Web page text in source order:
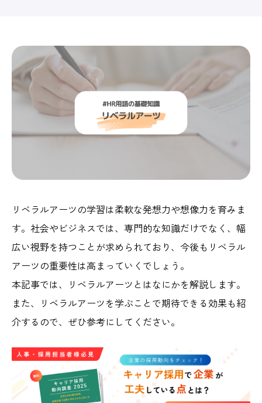
リベラルアーツの学習は柔軟な発想力や想像力を育みま
す。社会やビジネスでは、専門的な知識だけでなく、幅
広い視野を持つことが求められており、今後もリベラル
アーツの重要性は高まっていくでしょう。
本記事では、リベラルアーツとはなにかを解説します。
また、リベラルアーツを学ぶことで期待できる効果も紹
介するので、ぜひ参考にしてください。